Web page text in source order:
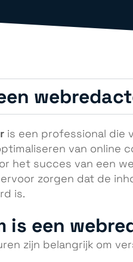
is een professional die
van online
het succes van een
zorgen dat de
is.
is een
zijn belangrijk om